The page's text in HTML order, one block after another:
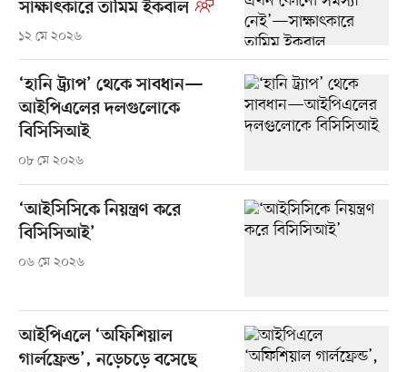
সাক্ষাৎকারে তামিম ইকবাল
১২ মে ২০২৬
‘হানি ট্র্যাপ’ থেকে সাবধান—
আইপিএলের দলগুলোকে
বিসিসিআই
০৮ মে ২০২৬
‘আইসিসিকে নিয়ন্ত্রণ করে
বিসিসিআই’
০৬ মে ২০২৬
আইপিএলে ‘অফিশিয়াল
গার্লফ্রেন্ড’, নড়েচড়ে বসেছে